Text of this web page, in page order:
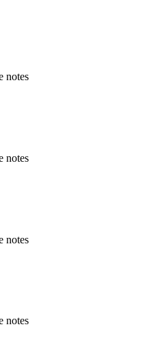
notes
notes
notes
notes